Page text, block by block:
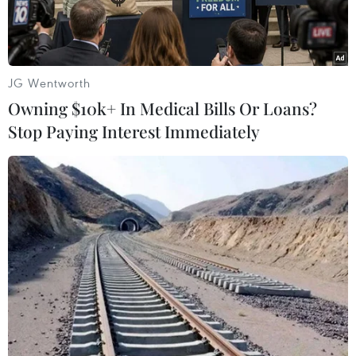
Vụ chế biến càphê bẩn tại cơ sở của bà Nguyễn Thị Thanh
Loan bị cơ quan chức năng tỉnh Đắk Nông phát hiện. (Ảnh:
TTXVN)
Chiều tối 19/4, Văn phòng Ủy ban Nhân dân tỉnh
Đắk Nông đã gửi đến các cơ quan thông tấn,
báo chí Trung ương thường trú và địa phương
JG Wentworth
Owning $10k+ In Medical Bills Or Loans?
Stop Paying Interest Immediately